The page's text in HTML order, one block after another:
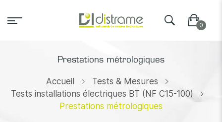
Prestations métrologiques
Accueil
Tests & Mesures
Tests installations électriques BT (NF C15-100)
Prestations métrologiques